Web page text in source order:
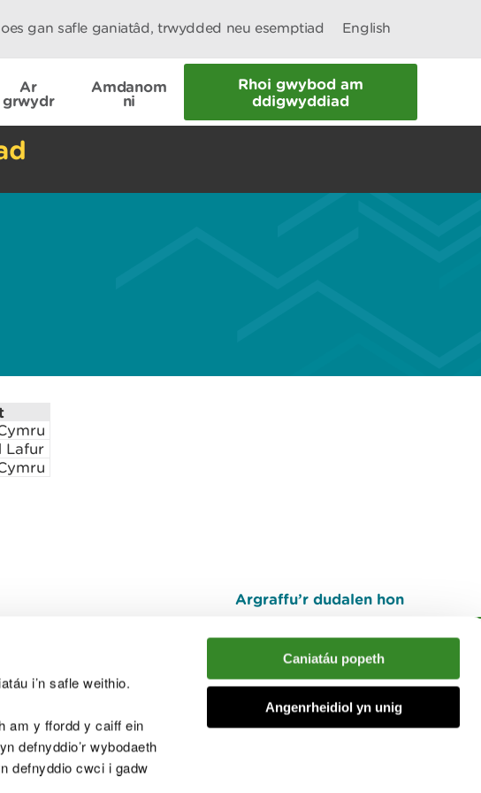
i’n safle weithio.
am y ffordd y caiff ein
defnyddio’r wybodaeth
defnyddio cwci i gadw
Caniatáu popeth
Angenrheidiol yn unig
gan safle ganiatâd, trwydded neu esemptiad English
Ar
grwydr
Amdanom
ni
Rhoi gwybod am
ddigwyddiad
Lafur
Argraffu’r dudalen hon
I fyny